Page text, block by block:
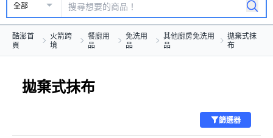
全部
酷澎首
頁
火箭跨
境
餐廚用
品
免洗用
品
其他廚房免洗用
品
拋棄式抹
布
拋棄式抹布
篩選器